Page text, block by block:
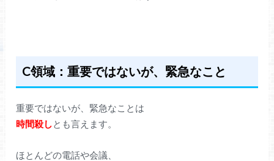
C領域：重要ではないが、緊急なこと
重要ではないが、緊急なことは
時間殺しとも言えます。
ほとんどの電話や会議、